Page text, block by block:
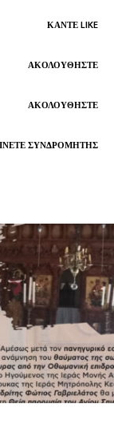
ΚΆΝΤΕ LIKE
ΑΚΟΛΟΥΘΉΣΤΕ
ΑΚΟΛΟΥΘΉΣΤΕ
ΣΥΝΔΡΟΜΗΤΉΣ